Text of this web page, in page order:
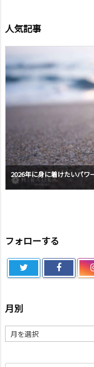
人気記事
2026年に身に着けたいパワ
フォローする
月別
別